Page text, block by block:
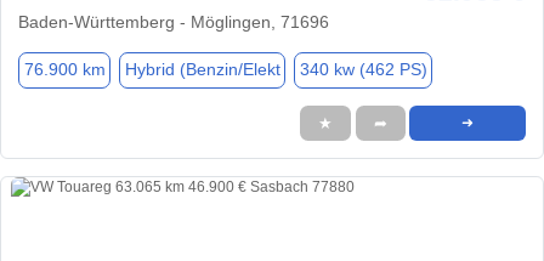
Baden-Württemberg - Möglingen, 71696
76.900 km Hybrid (Benzin/Elekt 340 kw (462 PS)
★ ➦ ➜